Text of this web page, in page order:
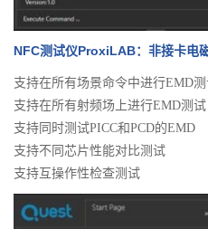
NFC测试仪ProxiLAB：非接卡电
支持在所有场景命令中进行EMD
支持在所有射频场上进行EMD测试
支持同时测试PICC和PCD的EMD
支持不同芯片性能对比测试
支持互操作性检查测试